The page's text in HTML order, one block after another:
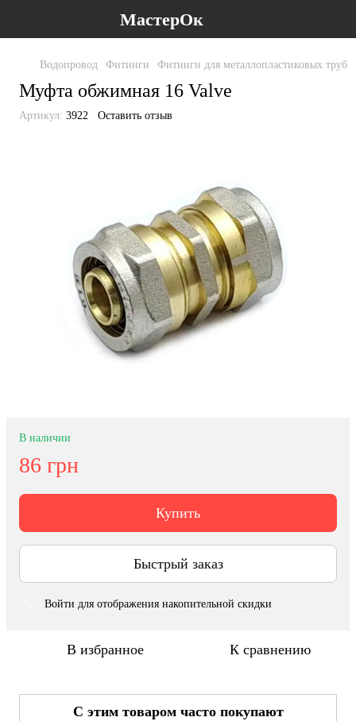
МастерОк
Водопровод Фитинги Фитинги для металлопластиковых труб
Муфта обжимная 16 Valve
Артикул: 3922 Оставить отзыв
В наличии
86 грн
Купить
Быстрый заказ
Войти для отображения накопительной скидки
В избранное К сравнению
С этим товаром часто покупают